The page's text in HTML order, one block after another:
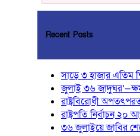
Recent Posts
সাড়ে ৩ হাজার এতিম
জুলাই ৩৬
রাষ্ট্রবিরোধী
রাষ্ট্রপতি নির্বাচন ২০
৩৬ জুলাইয়ে জাবির